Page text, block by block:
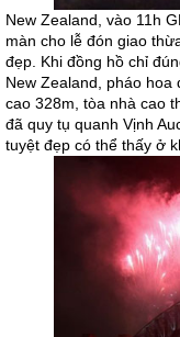
New Zealand, vào 11h
màn cho lễ đón giao
đẹp. Khi đồng hồ chỉ
New Zealand, pháo
cao 328m, tòa nhà cao
đã quy tụ quanh Vịnh
tuyệt đẹp có thể thấy ở